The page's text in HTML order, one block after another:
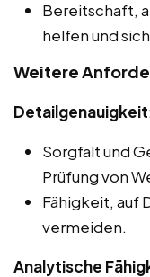
Bereitschaft,
helfen und
Weitere
Detailgenauigkeit:
Sorgfalt und
Prüfung von
Fähigkeit, auf
vermeiden.
Analytische